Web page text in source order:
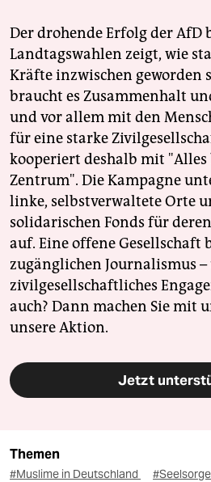
Der drohende Erfolg der AfD
Landtagswahlen zeigt, wie
Kräfte inzwischen geworden
braucht es Zusammenhalt
und vor allem mit den
für eine starke
kooperiert deshalb mit
Zentrum". Die Kampagne
linke, selbstverwaltete Orte
solidarischen Fonds für
auf. Eine offene Gesellschaft
zugänglichen Journalismus
zivilgesellschaftliches
auch? Dann machen Sie mit
unsere Aktion.
Jetzt
Themen
#Muslime in Deutschland #Seelsorge